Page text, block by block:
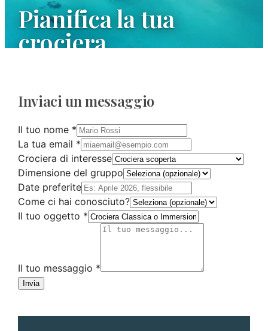
Pianifica la tua
crociera
avventura marittima.
Inviaci un messaggio
Il tuo nome *
La tua email *
Crociera di interesse
Dimensione del gruppo
Date preferite
Come ci hai conosciuto?
Il tuo oggetto *
Il tuo messaggio *
Invia